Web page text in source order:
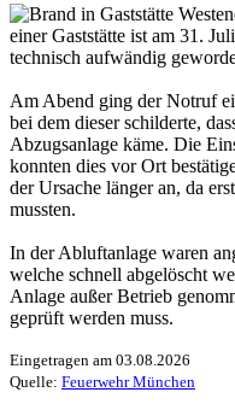
einer Gaststätte ist am 31.
technisch aufwändig
Am Abend ging der Notruf
bei dem dieser schilderte,
Abzugsanlage käme. Die
konnten dies vor Ort
der Ursache länger an, da
mussten.
In der Abluftanlage waren
welche schnell abgelöscht
Anlage außer Betrieb
geprüft werden muss.
Eingetragen am 03.08.2026
Quelle: Feuerwehr München